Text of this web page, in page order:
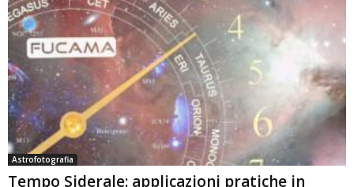
Astrofotografia
Tempo Siderale: applicazioni pratiche in